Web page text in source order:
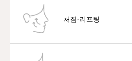
처짐·리프팅